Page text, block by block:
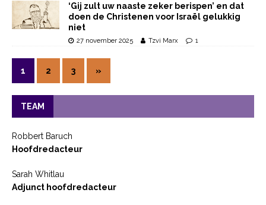
‘Gij zult uw naaste zeker berispen’ en dat
doen de Christenen voor Israël gelukkig
niet
27 november 2025 Tzvi Marx 1
1 2 3 »
TEAM
Robbert Baruch
Hoofdredacteur
Sarah Whitlau
Adjunct hoofdredacteur